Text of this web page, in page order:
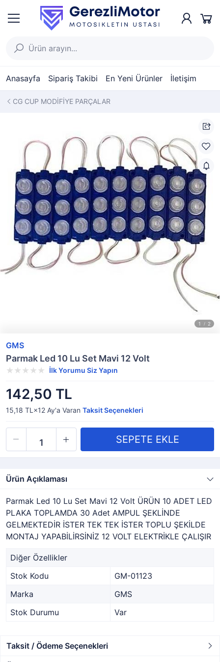
Anasayfa Sipariş Takibi En Yeni Ürünler İletişim
CG CUP MODİFİYE PARÇALAR
GMS
Parmak Led 10 Lu Set Mavi 12 Volt
İlk Yorumu Siz Yapın
142,50 TL
15,18 TL×12 Ay'a Varan Taksit Seçenekleri
Ürün Açıklaması
Parmak Led 10 Lu Set Mavi 12 Volt ÜRÜN 10 ADET LED
PLAKA TOPLAMDA 30 Adet AMPUL ŞEKLİNDE
GELMEKTEDİR İSTER TEK TEK İSTER TOPLU ŞEKİLDE
MONTAJ YAPABİLİRSİNİZ 12 VOLT ELEKTRİKLE ÇALIŞIR
Diğer Özellikler
Stok Kodu
GM-01123
Marka
GMS
Stok Durumu
Var
Taksit / Ödeme Seçenekleri